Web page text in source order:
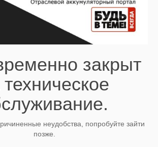
закрыт
неудобства, попробуйте зайти
позже.